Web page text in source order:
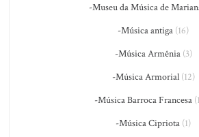
-Museu da Música de
-Música antiga (16)
-Música Armênia(3)
-Música Armorial(12)
-Música Barroca Francesa
-Música Cipriota (1)